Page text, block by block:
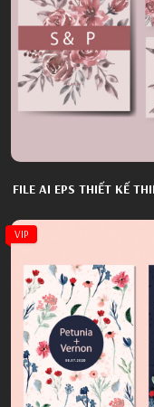
FILE AI EPS THIẾT KẾ
VIP